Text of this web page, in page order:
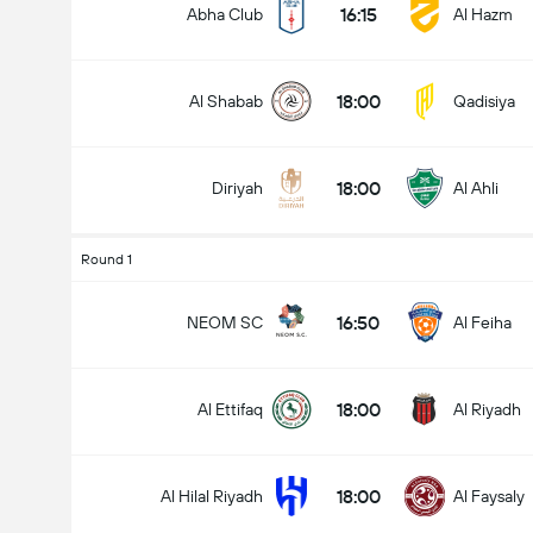
Abha Club 16:15 Al Hazm
Al Shabab 18:00 Qadisiya
Diriyah 18:00 Al Ahli
Round 1
NEOM SC 16:50 Al Feiha
Al Ettifaq 18:00 Al Riyadh
Al Hilal Riyadh 18:00 Al Faysaly